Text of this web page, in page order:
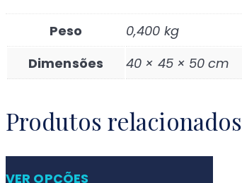
Peso
0,400 kg
Dimensões
40 × 45 × 50 cm
Produtos relacionados
VER OPÇÕES